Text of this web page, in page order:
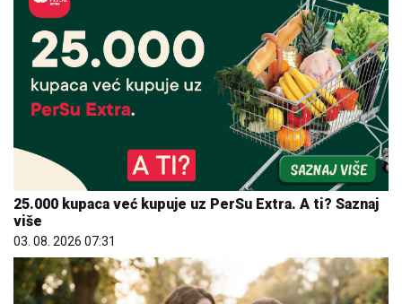
25.000 kupaca već kupuje uz PerSu Extra. A ti? Saznaj
više
03. 08. 2026 07:31